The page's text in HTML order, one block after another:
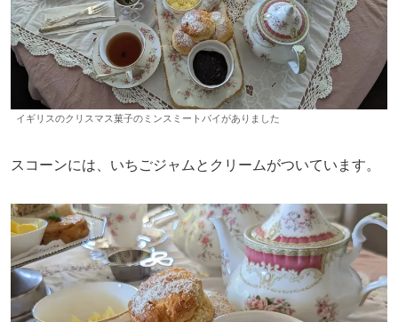
イギリスのクリスマス菓子のミンスミートパイがありました
スコーンには、いちごジャムとクリームがついています。